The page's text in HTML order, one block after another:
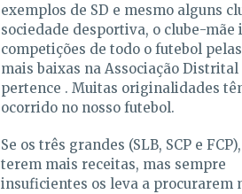
exemplos de SD e mesmo alguns
sociedade desportiva, o clube-mãe
competições de todo o futebol
mais baixas na Associação Distrital
pertence . Muitas originalidades
ocorrido no nosso futebol.
Se os três grandes (SLB, SCP e
terem mais receitas, mas sempre
insuficientes os leva a procurarem